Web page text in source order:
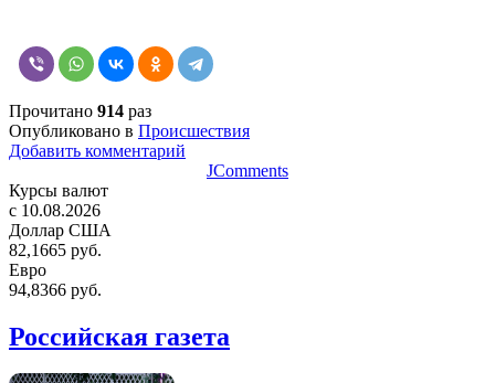
Прочитано 914 раз
Опубликовано в Происшествия
Добавить комментарий
JComments
Курсы валют
c 10.08.2026
Доллар США
82,1665 руб.
Евро
94,8366 руб.
Российская газета